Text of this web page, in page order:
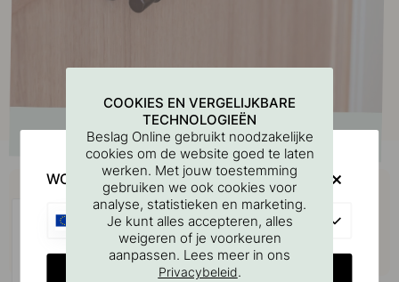
Koop samen met
COOKIES EN VERGELIJKBARE
TECHNOLOGIEËN
Beslag Online gebruikt noodzakelijke
cookies om de website goed te laten
werken. Met jouw toestemming
gebruiken we ook cookies voor
analyse, statistieken en marketing.
Je kunt alles accepteren, alles
weigeren of je voorkeuren
aanpassen. Lees meer in ons
Privacybeleid.
WOULD YOU RATHER VISIT?
CHANGE COUNTRY